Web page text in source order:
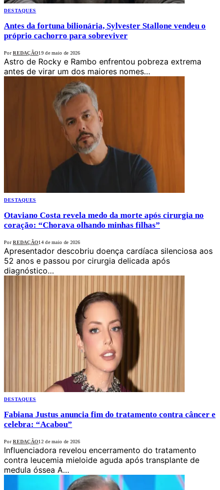
DESTAQUES
Antes da fortuna bilionária, Sylvester Stallone vendeu o
próprio cachorro para sobreviver
Por REDAÇÃO19 de maio de 2026
Astro de Rocky e Rambo enfrentou pobreza extrema
antes de virar um dos maiores nomes…
DESTAQUES
Otaviano Costa revela medo da morte após cirurgia no
coração: “Chorava olhando minhas filhas”
Por REDAÇÃO14 de maio de 2026
Apresentador descobriu doença cardíaca silenciosa aos
52 anos e passou por cirurgia delicada após
diagnóstico…
DESTAQUES
Fabiana Justus anuncia fim do tratamento contra câncer e
celebra: “Acabou”
Por REDAÇÃO12 de maio de 2026
Influenciadora revelou encerramento do tratamento
contra leucemia mieloide aguda após transplante de
medula óssea A…